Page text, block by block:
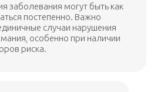
заболевания могут быть как
постепенно. Важно
случаи нарушения
особенно при наличии
риска.